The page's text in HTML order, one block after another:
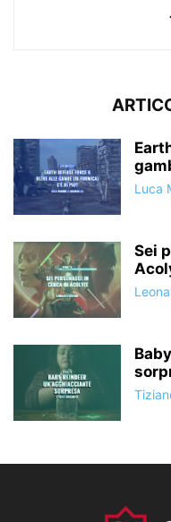
Luca
Sei